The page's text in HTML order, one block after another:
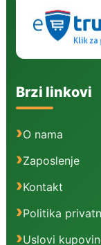
Brzi linkovi
O nama
Zaposlenje
Kontakt
Politika
Uslovi